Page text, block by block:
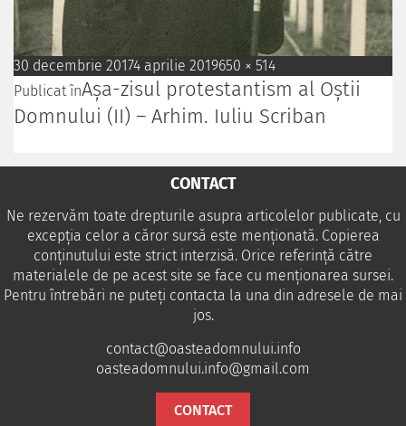
30 decembrie 20174 aprilie 2019650 × 514
Publicat înAșa-zisul protestantism al Oștii
Domnului (II) – Arhim. Iuliu Scriban
CONTACT
Ne rezervăm toate drepturile asupra articolelor publicate, cu
excepția celor a căror sursă este menționată. Copierea
conținutului este strict interzisă. Orice referință către
materialele de pe acest site se face cu menționarea sursei.
Pentru întrebări ne puteţi contacta la una din adresele de mai
jos.
contact@oasteadomnului.info
oasteadomnului.info@gmail.com
CONTACT